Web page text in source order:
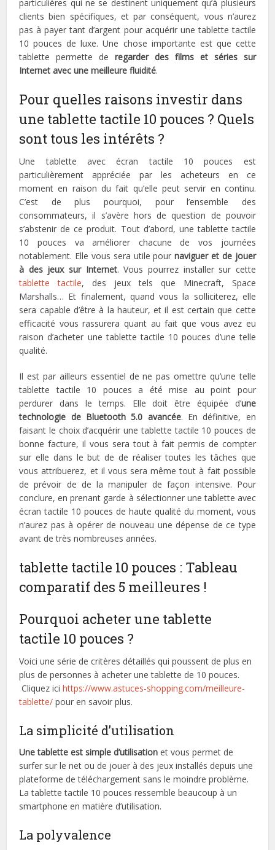
particulières qui ne se destinent uniquement qu’à plusieurs
clients bien spécifiques, et par conséquent, vous n’aurez
pas à payer tant d’argent pour acquérir une tablette tactile
10 pouces de luxe. Une chose importante est que cette
tablette permette deregarder des films et séries sur
Internet avec une meilleure fluidité.
Pour quelles raisons investir dans
une tablette tactile 10 pouces ? Quels
sont tous les intérêts ?
Une tablette avec écran tactile 10 pouces est
particulièrement appréciée par les acheteurs en ce
moment en raison du fait qu’elle peut servir en continu.
C’est de plus pourquoi, pour l’ensemble des
consommateurs, il s’avère hors de question de pouvoir
s’abstenir de ce produit. Tout d’abord, une tablette tactile
10 pouces va améliorer chacune de vos journées
notablement. Elle vous sera utile pournaviguer et de jouer
à des jeux sur Internet. Vous pourrez installer sur cette
tablette tactile, des jeux tels que Minecraft, Space
Marshalls… Et finalement, quand vous la solliciterez, elle
sera capable d’être à la hauteur, et il est certain que cette
efficacité vous rassurera quant au fait que vous avez eu
raison d’acheter une tablette tactile 10 pouces d’une telle
qualité.
Il est par ailleurs essentiel de ne pas omettre qu’une telle
tablette tactile 10 pouces a été mise au point pour
perdurer dans le temps. Elle doit être équipée d’une
technologie de Bluetooth 5.0 avancée. En définitive, en
faisant le choix d’acquérir une tablette tactile 10 pouces de
bonne facture, il vous sera tout à fait permis de compter
sur elle dans le but de de réaliser toutes les tâches que
vous attribuerez, et il vous sera même tout à fait possible
de prévoir de de la manipuler de façon intensive. Pour
conclure, en prenant garde à sélectionner une tablette avec
écran tactile 10 pouces de haute qualité du moment, vous
n’aurez pas à opérer de nouveau une dépense de ce type
avant de très nombreuses années.
tablette tactile 10 pouces : Tableau
comparatif des 5 meilleures !
Pourquoi acheter une tablette
tactile 10 pouces ?
Voici une série de critères détaillés qui poussent de plus en
plus de personnes à acheter une tablette de 10 pouces.
Cliquez icihttps://www.astuces-shopping.com/meilleure-
tablette/ pour en savoir plus.
La simplicité d’utilisation
Une tablette est simple d’utilisation et vous permet de
surfer sur le net ou de jouer à des jeux installés depuis une
plateforme de téléchargement sans le moindre problème.
La tablette tactile 10 pouces ressemble beaucoup à un
smartphone en matière d’utilisation.
La polyvalence